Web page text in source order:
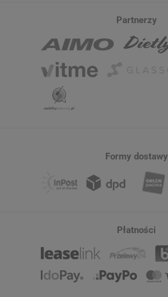
Partnerzy
Formy dostawy
Płatności